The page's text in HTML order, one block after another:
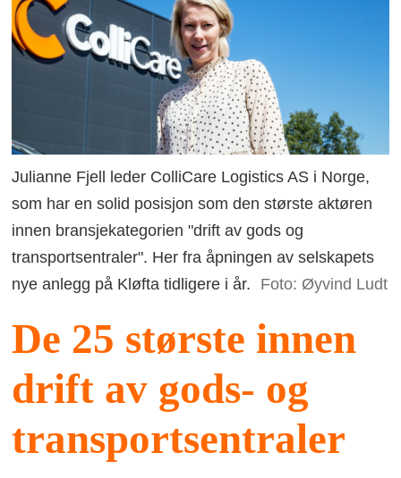
Julianne Fjell leder ColliCare Logistics AS i Norge,
som har en solid posisjon som den største aktøren
innen bransjekategorien "drift av gods og
transportsentraler". Her fra åpningen av selskapets
nye anlegg på Kløfta tidligere i år.
Foto: Øyvind Ludt
De 25 største innen
drift av gods- og
transportsentraler